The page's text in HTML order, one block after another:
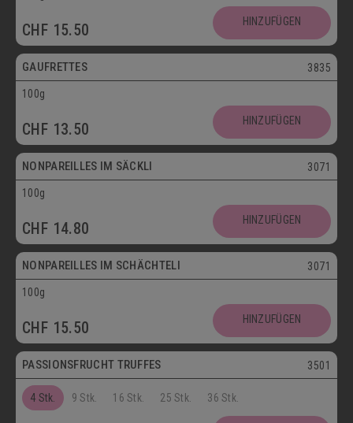
CHF 15.50 HINZUFÜGEN
Postversand
GAUFRETTES 3835
100g
CHF 13.50 HINZUFÜGEN
Postversand
NONPAREILLES IM SÄCKLI 3071
100g
CHF 14.80 HINZUFÜGEN
Postversand
NONPAREILLES IM SCHÄCHTELI 3071
100g
CHF 15.50 HINZUFÜGEN
Postversand
PASSIONSFRUCHT TRUFFES 3501
4 Stk. 9 Stk. 16 Stk. 25 Stk. 36 Stk.